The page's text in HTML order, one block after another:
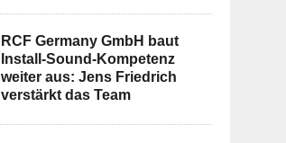
RCF Germany GmbH baut
Install-Sound-Kompetenz
weiter aus: Jens Friedrich
verstärkt das Team